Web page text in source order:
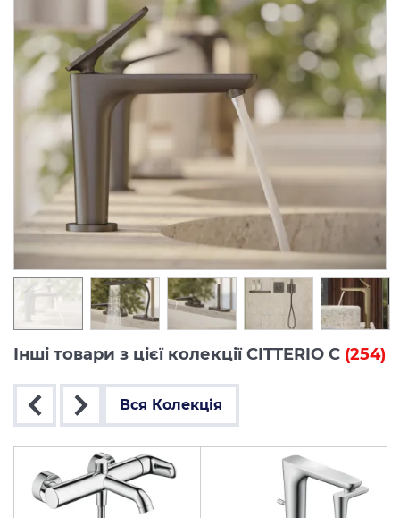
Інші товари з цієї колекції CITTERIO C (254)
Вся Колекція